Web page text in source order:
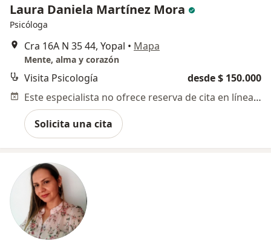
Laura Daniela Martínez Mora
Psicóloga
Cra 16A N 35 44, Yopal • Mapa
Mente, alma y corazón
Visita Psicología
desde $ 150.000
Este especialista no ofrece reserva de cita en línea en esta dirección.
Solicita una cita